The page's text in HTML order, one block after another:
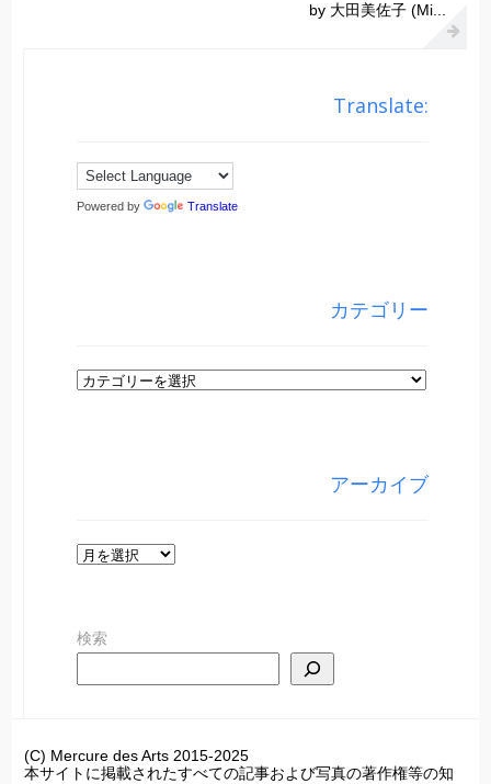
by 大田美佐子 (Mi...
Translate:
Powered by Translate
カテゴリー
カ
アーカイブ
ア
イ
検索
(C) Mercure des Arts 2015-2025
本サイトに掲載されたすべての記事および写真の著作権等の知